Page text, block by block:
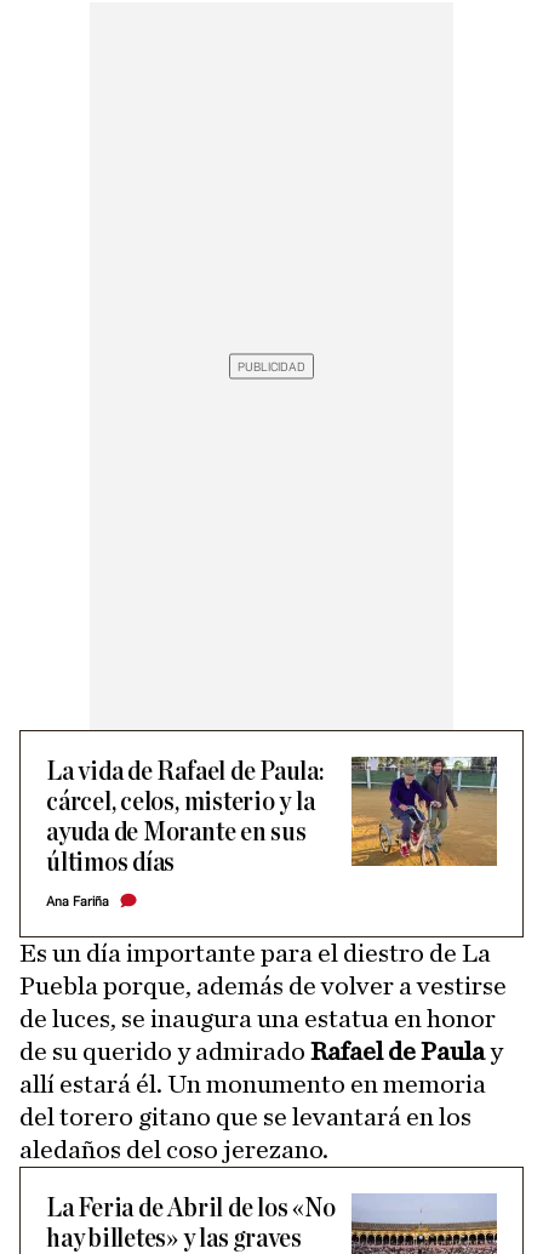
La vida de Rafael de Paula:
cárcel, celos, misterio y la
ayuda de Morante en sus
últimos días
Ana Fariña
Es un día importante para el diestro de La
Puebla porque, además de volver a vestirse
de luces, se inaugura una estatua en honor
de su querido y admirado Rafael de Paulay
allí estará él. Un monumento en memoria
del torero gitano que se levantará en los
aledaños del coso jerezano.
La Feria de Abril de los «No
hay billetes» y las graves